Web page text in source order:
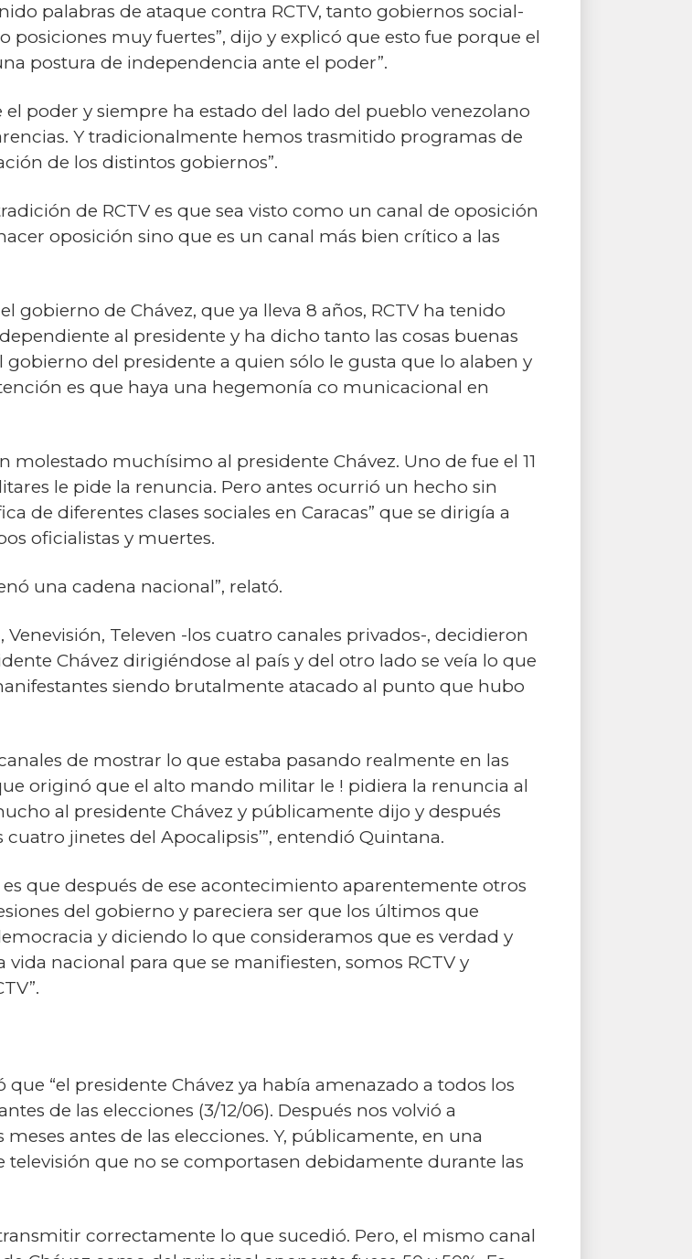
palabras de ataque contra RCTV, tanto gobiernos social-
muy fuertes”, dijo y explicó que esto fue porque el
postura de independencia ante el poder”.
poder y siempre ha estado del lado del pueblo venezolano
Y tradicionalmente hemos trasmitido programas de
de los distintos gobiernos”.
de RCTV es que sea visto como un canal de oposición
oposición sino que es un canal más bien crítico a las
de Chávez, que ya lleva 8 años, RCTV ha tenido
al presidente y ha dicho tanto las cosas buenas
gobierno del presidente a quien sólo le gusta que lo alaben y
es que haya una hegemonía co municacional en
molestado muchísimo al presidente Chávez. Uno de fue el 11
le pide la renuncia. Pero antes ocurrió un hecho sin
de diferentes clases sociales en Caracas” que se dirigía a
oficialistas y muertes.
una cadena nacional”, relató.
Venevisión, Televen -los cuatro canales privados-, decidieron
Chávez dirigiéndose al país y del otro lado se veía lo que
siendo brutalmente atacado al punto que hubo
de mostrar lo que estaba pasando realmente en las
originó que el alto mando militar le ! pidiera la renuncia al
al presidente Chávez y públicamente dijo y después
jinetes del Apocalipsis’”, entendió Quintana.
que después de ese acontecimiento aparentemente otros
del gobierno y pareciera ser que los últimos que
y diciendo lo que consideramos que es verdad y
nacional para que se manifiesten, somos RCTV y
“el presidente Chávez ya había amenazado a todos los
de las elecciones (3/12/06). Después nos volvió a
antes de las elecciones. Y, públicamente, en una
televisión que no se comportasen debidamente durante las
correctamente lo que sucedió. Pero, el mismo canal